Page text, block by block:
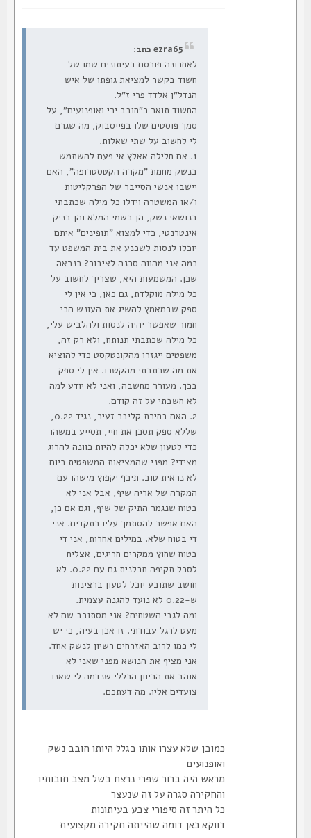
ezra65 כתב:
לאחרונה פורסם בעיתונים שמו של
חשוד בקשר למציאת גופתו של איש
הנדל"ן אלדד פרי ז"ל.
החשוד תואר כ"חובב ירי ואופנועים", על
סמך פוסטים שלו בפייסבוק, מה שגרם
לי לחשוב על שתי שאלות.
1. אם חלילה אאלץ אי פעם להשתמש
בנשק מחמת "מקרה הקטסטרופה", האם
יישבו אנשי הסייבר של הפרקליטות
ו/או המשטרה וידלו כל מילה שכתבתי
בנושאי נשק, הן בשמי המלא והן בניק
אינטרנטי, כדי למצוא "תופינים" איתם
יוכלו לנסות לשכנע את בית המשפט עד
כמה אני מהווה סכנה לציבור? כנראה
שכן. המשמעות היא, שצריך לחשוב על
כל מילה מוקלדת, גם כאן, כי אין לי
ספק שבמאמץ להשיג את העונש הכי
חמור שאפשר יהיה לנסות ולהלביש עלי,
כל מילה שכתבתי תנותח, ולא רק זה,
משפטים ייגזרו מהקונטקסט כדי להוציא
את מה שכתבתי מהקשרו. אין לי ספק
בכך. מעורר מחשבה, ואני לא יודע למה
לא חשבתי על זה קודם.
2. האם בחירת קליבר זעיר, נגיד 0.22,
שללא ספק תסכן את חיי, תסייע במשהו
כדי לטעון שלא יכלה להיות כוונה להרוג
מצידי? מפני שהמציאות המשפטית כיום
לא נראית טוב. תיכף יקפוץ מישהו עם
המקרה של אריה שיף, אבל אני לא
בטוח שנגמר התיק של שיף, וגם אם כן,
האם אפשר להסתמך עליו כתקדים. אני
די בטוח שלא. במילים אחרות, אני די
בטוח שחוץ ממקרים חריגים, אצליח
לסכל תקיפה חבלנית גם עם 0.22. לא
חושב שתובע יוכל לטעון ברצינות
ומה לגבי השטחים? אני מסתובב שם לא
מעט לרגל עבודתי. זו אכן בעיה, כי יש
לי כמו לרוב האזרחים רשיון לנשק אחד.
אני מציף את הנושא מפני שאני לא
אוהב את הכיוון הכללי שנדמה לי שאנו
צועדים אליו. מה דעתכם.
כמובן שלא עצרו אותו בגלל היותו חובב נשק
ואופנועים
מראש היה ברור שפרי נרצח בשל מצב חובותיו
והחקירה סגרה על זה שנעצר
כל היתר זה סיפורי צבע בעיתונות
דווקא כאן דומה שהייתה חקירה מקצועית